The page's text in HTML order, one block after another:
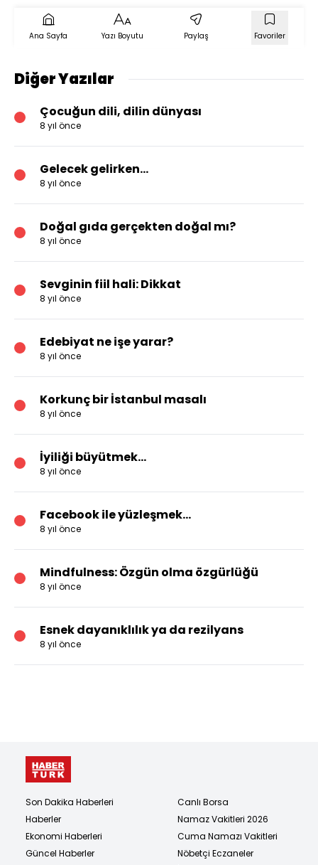
Ana Sayfa Yazı Boyutu Paylaş Favoriler
Diğer Yazılar
Çocuğun dili, dilin dünyası
8 yıl önce
Gelecek gelirken...
8 yıl önce
Doğal gıda gerçekten doğal mı?
8 yıl önce
Sevginin fiil hali: Dikkat
8 yıl önce
Edebiyat ne işe yarar?
8 yıl önce
Korkunç bir İstanbul masalı
8 yıl önce
İyiliği büyütmek...
8 yıl önce
Facebook ile yüzleşmek...
8 yıl önce
Mindfulness: Özgün olma özgürlüğü
8 yıl önce
Esnek dayanıklılık ya da rezilyans
8 yıl önce
Son Dakika Haberleri
Haberler
Ekonomi Haberleri
Güncel Haberler
Canlı Borsa
Namaz Vakitleri 2026
Cuma Namazı Vakitleri
Nöbetçi Eczaneler